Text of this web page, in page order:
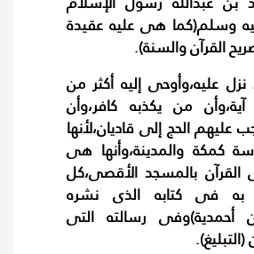
وسلم(كما هى عليه عقيدة
القرآن والسنة).
عليه،وأوحى إليه أكثر من
من يكذبه كافر،وأن
عليهم الحج إلى قاديان،لأنها
كمكة والمدينة،وأنها هى
بالمسجد الأقصى،كل
فى كتابه الذى نشره
أحمدية)وفى رسالته التى